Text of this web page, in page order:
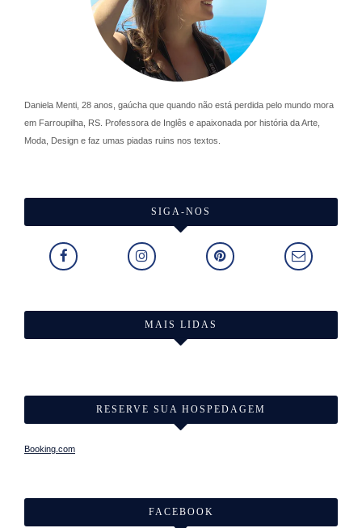
Daniela Menti, 28 anos, gaúcha que quando não está perdida pelo mundo mora
em Farroupilha, RS. Professora de Inglês e apaixonada por história da Arte,
Moda, Design e faz umas piadas ruins nos textos.
SIGA-NOS
MAIS LIDAS
RESERVE SUA HOSPEDAGEM
Booking.com
FACEBOOK